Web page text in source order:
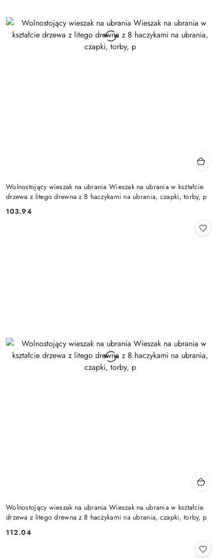
Wolnostojący wieszak na ubrania Wieszak na ubrania w kształcie
drzewa z litego drewna z 8 haczykami na ubrania, czapki, torby, p
Cena:
103.94
Wolnostojący wieszak na ubrania Wieszak na ubrania w kształcie
drzewa z litego drewna z 8 haczykami na ubrania, czapki, torby, p
Cena:
112.04